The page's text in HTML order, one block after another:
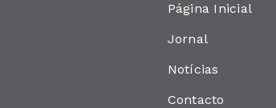
Página Inicial
Jornal
Notícias
Contacto